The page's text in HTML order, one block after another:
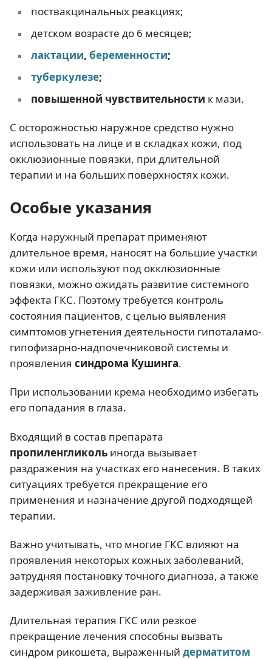
поствакцинальных реакциях;
детском возрасте до 6 месяцев;
лактации, беременности;
туберкулезе;
повышенной чувствительности к мази.
С осторожностью наружное средство нужно
использовать на лице и в складках кожи, под
окклюзионные повязки, при длительной
терапии и на больших поверхностях кожи.
Особые указания
Когда наружный препарат применяют
длительное время, наносят на большие участки
кожи или используют под окклюзионные
повязки, можно ожидать развитие системного
эффекта ГКС. Поэтому требуется контроль
состояния пациентов, с целью выявления
симптомов угнетения деятельности гипоталамо-
гипофизарно-надпочечниковой системы и
проявления синдрома Кушинга.
При использовании крема необходимо избегать
его попадания в глаза.
Входящий в состав препарата
пропиленгликоль иногда вызывает
раздражения на участках его нанесения. В таких
ситуациях требуется прекращение его
применения и назначение другой подходящей
терапии.
Важно учитывать, что многие ГКС влияют на
проявления некоторых кожных заболеваний,
затрудняя постановку точного диагноза, а также
задерживая заживление ран.
Длительная терапия ГКС или резкое
прекращение лечения способны вызвать
синдром рикошета, выраженный дерматитом